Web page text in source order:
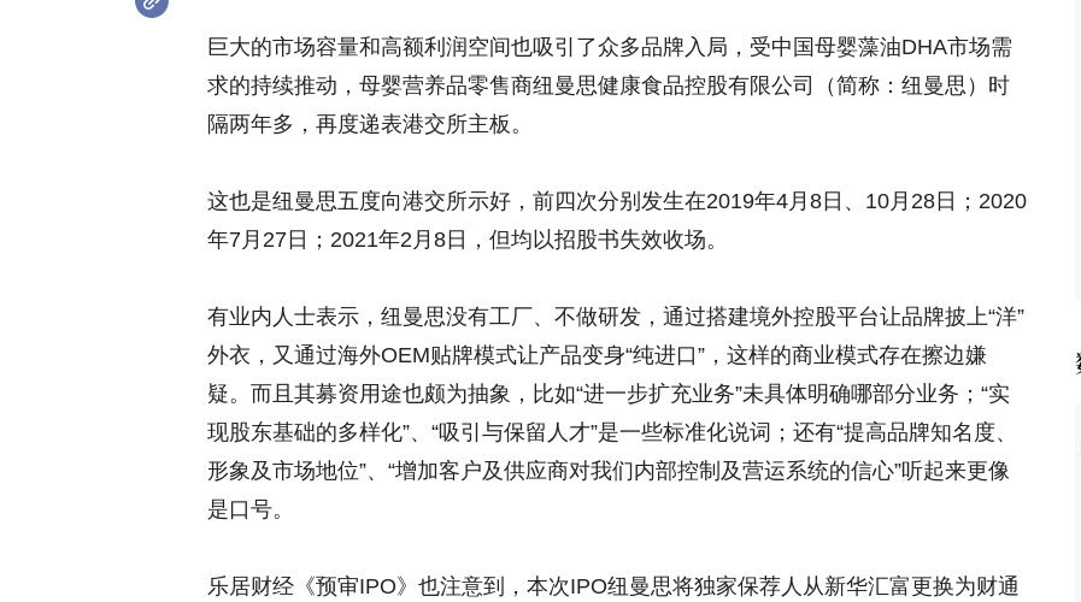
巨大的市场容量和高额利润空间也吸引了众多品牌入局，受中国母婴藻油DHA市场需
求的持续推动，母婴营养品零售商纽曼思健康食品控股有限公司（简称：纽曼思）时
隔两年多，再度递表港交所主板。
这也是纽曼思五度向港交所示好，前四次分别发生在2019年4月8日、10月28日；2020
年7月27日；2021年2月8日，但均以招股书失效收场。
有业内人士表示，纽曼思没有工厂、不做研发，通过搭建境外控股平台让品牌披上“洋”
外衣，又通过海外OEM贴牌模式让产品变身“纯进口”，这样的商业模式存在擦边嫌
疑。而且其募资用途也颇为抽象，比如“进一步扩充业务”未具体明确哪部分业务；“实
现股东基础的多样化”、“吸引与保留人才”是一些标准化说词；还有“提高品牌知名度、
形象及市场地位”、“增加客户及供应商对我们内部控制及营运系统的信心”听起来更像
是口号。
乐居财经《预审IPO》也注意到，本次IPO纽曼思将独家保荐人从新华汇富更换为财通